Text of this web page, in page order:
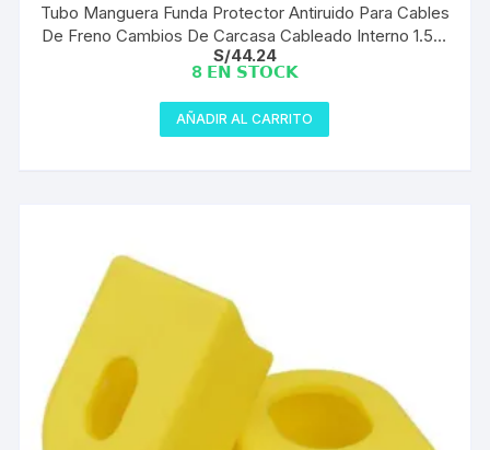
Tubo Manguera Funda Protector Antiruido Para Cables
De Freno Cambios De Carcasa Cableado Interno 1.5m
(1 und)
S/44.24
8 𝗘𝗡 𝗦𝗧𝗢𝗖𝗞
AÑADIR AL CARRITO